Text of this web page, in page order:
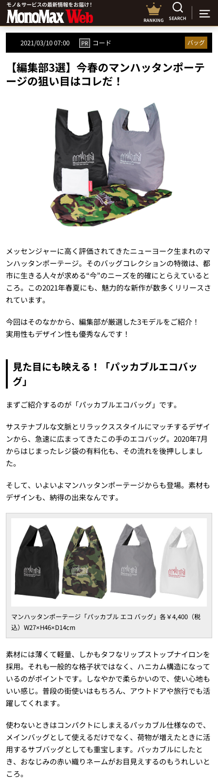
RANKING SEARCH
2021/03/10 07:00 PR コード バッグ
【編集部3選】今春のマンハッタンポーテ
ージの狙い目はコレだ！
メッセンジャーに高く評価されてきたニューヨーク生まれのマ
ンハッタンポーテージ。そのバッグコレクションの特徴は、都
市に生きる人々が求める“今”のニーズを的確にとらえていると
ころ。この2021年春夏にも、魅力的な新作が数多くリリースさ
れています。
今回はそのなかから、編集部が厳選した3モデルをご紹介！
実用性もデザイン性も優秀なんです！
見た目にも映える！「パッカブルエコバッ
グ」
まずご紹介するのが「パッカブルエコバッグ」です。
サステナブルな文脈とリラックススタイルにマッチするデザイ
ンから、急速に広まってきたこの手のエコバッグ。2020年7月
からはじまったレジ袋の有料化も、その流れを後押ししまし
た。
そして、いよいよマンハッタンポーテージからも登場。素材も
デザインも、納得の出来なんです。
マンハッタンポーテージ「パッカブル エコ バッグ」各￥4,400（税
込）W27×H46×D14cm
素材には薄くて軽量、しかもタフなリップストップナイロンを
採用。それも一般的な格子状ではなく、ハニカム構造になって
いるのがポイントです。しなやかで柔らかいので、使い心地も
いい感じ。普段の街使いはもちろん、アウトドアや旅行でも活
躍してくれます。
使わないときはコンパクトにしまえるパッカブル仕様なので、
メインバッグとして使えるだけでなく、荷物が増えたときに活
用するサブバッグとしても重宝します。パッカブルにしたと
き、おなじみの赤い織りネームがお目見えするのもうれしいと
ころ。